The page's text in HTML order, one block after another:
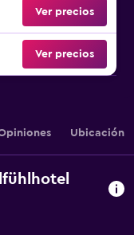
Ver precios
Ver precios
Ubicación